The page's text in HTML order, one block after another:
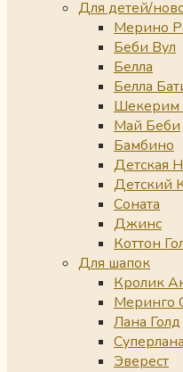
Для детей/
Мерино
Беби Вул
Белла
Белла
Шекерим
Май Беби
Бамбино
Детская
Детский
Соната
Джинс
Коттон
Для шапок
Кролик
Меринго
Лана Голд
Эверест